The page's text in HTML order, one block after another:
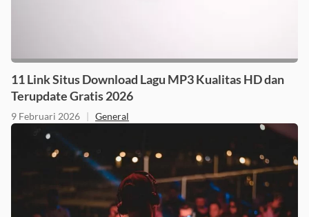
11 Link Situs Download Lagu MP3 Kualitas HD dan
Terupdate Gratis 2026
9 Februari 2026 | General